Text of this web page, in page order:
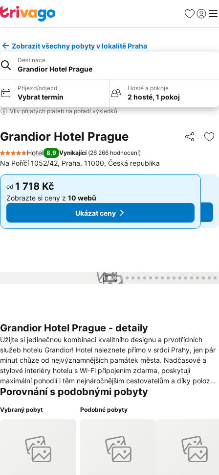
Oblíbené
Zobrazit všechny pobyty v lokalitě Praha
Destinace
Grandior Hotel Prague
Příjezd/odjezd
Vybrat termín
Hosté a pokoje
2 hosté, 1 pokoj
Vliv přijatých plateb na pořadí výsledků
Grandior Hotel Prague Sdílet
5 Počet hvězdiček
Hotel 8,9 Vynikající (26 266 hodnocení)
Na Poříčí 1052/42, Praha, 11000, Česká republika
od 1 718 Kč
Zobrazte si ceny z 10 webů
Ukázat ceny
od 1 718 Kč
Zobrazte si ceny z 10 webů
Ukázat ceny
1 / 91
Grandior Hotel Prague - detaily
Užijte si jedinečnou kombinaci kvalitního designu a prvotřídních
služeb hotelu Grandior! Hotel naleznete přímo v srdci Prahy, jen pár
minut chůze od nejvýznamnějších památek města. Nadčasové a
stylové interiéry hotelu s Wi-Fi připojením zdarma, poskytují
maximální pohodlí i těm nejnáročnějším cestovatelům a díky poloze
v blízkosti autobusového i vlakového nádraží a metra Florenc je
architektonických i kulturních klenotů. Ve stylových prostorách
šéfkuchaře Jiřího Vyšaty. Šéfkuchař klade důraz na využití
sezónních, převážně českých surovin. Vyberete si zde ze široké
nabídky pokrmů, domácích limonád i koktejlů, nebo můžete jen
Porovnání s podobnými pobyty
Vybraný pobyt Podobné pobyty